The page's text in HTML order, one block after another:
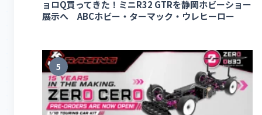
ョロQ買ってきた！ミニR32 GTRを静岡ホビーショー
展示へ ABCホビー・ターマック・ウレヒーロー
5